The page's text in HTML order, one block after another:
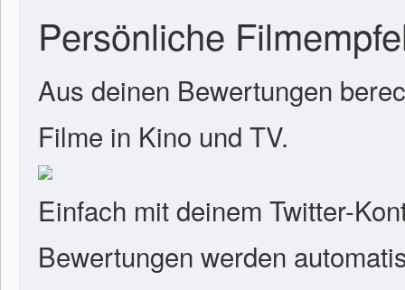
Persönliche
Aus deinen Bewertungen
Filme in Kino und TV.
Einfach mit deinem Twitter-
Bewertungen werden